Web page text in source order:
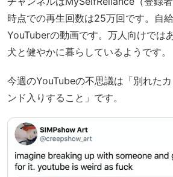
時点での再生回数は25万回です。自
YouTuberの動画です。万人向けでは
犬と健やかに暮らしているようです。
今週のYouTubeの不思議は「別れた
ンド入りすること」です。